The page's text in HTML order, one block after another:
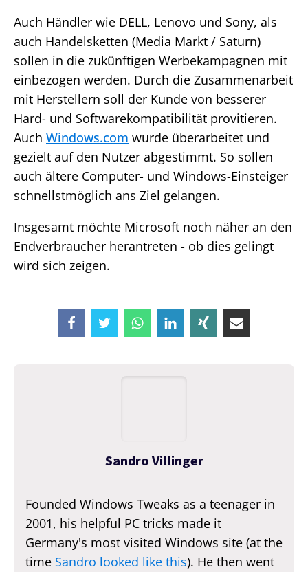
Auch Händler wie DELL, Lenovo und Sony, als
auch Handelsketten (Media Markt / Saturn)
sollen in die zukünftigen Werbekampagnen mit
einbezogen werden. Durch die Zusammenarbeit
mit Herstellern soll der Kunde von besserer
Hard- und Softwarekompatibilität provitieren.
Auch Windows.com wurde überarbeitet und
gezielt auf den Nutzer abgestimmt. So sollen
auch ältere Computer- und Windows-Einsteiger
schnellstmöglich ans Ziel gelangen.
Insgesamt möchte Microsoft noch näher an den
Endverbraucher herantreten - ob dies gelingt
wird sich zeigen.
Sandro Villinger
Founded Windows Tweaks as a teenager in
2001, his helpful PC tricks made it
Germany's most visited Windows site (at the
time Sandro looked like this). He then went